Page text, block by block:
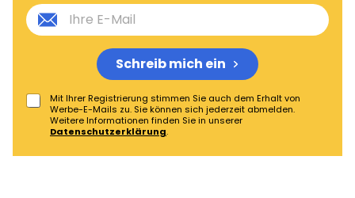
Mit Ihrer Registrierung stimmen Sie auch dem Erhalt von
Werbe-E-Mails zu. Sie können sich jederzeit abmelden.
Weitere Informationen finden Sie in unserer
Datenschutzerklärung.
Schreib mich ein